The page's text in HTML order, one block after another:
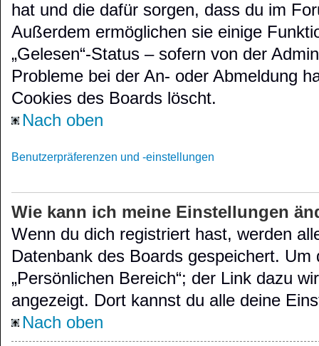
hat und die dafür sorgen, dass du im
Außerdem ermöglichen sie einige
„Gelesen“-Status – sofern von der
Probleme bei der An- oder Abmeldung
Cookies des Boards löscht.
Nach oben
Benutzerpräferenzen und -einstellungen
Wie kann ich meine Einstellungen
Wenn du dich registriert hast, werden
Datenbank des Boards gespeichert.
„Persönlichen Bereich“; der Link dazu
angezeigt. Dort kannst du alle deine
Nach oben